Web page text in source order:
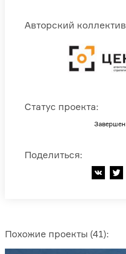
Авторский коллектив
Статус проекта:
Завершен
Поделиться:
Похожие проекты (41):